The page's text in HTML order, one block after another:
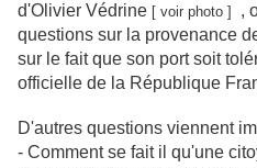
d'Olivier Védrine [ voir photo ]
,
questions sur la provenance
sur le fait que son port soit
officielle de la République
D'autres questions viennent
- Comment se fait il qu'une